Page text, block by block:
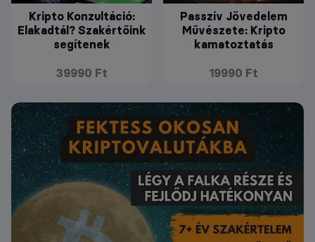
Kripto Konzultáció:
Elakadtál? Szakértőink
segítenek
39990 Ft
Passzív Jövedelem
Művészete: Kripto
kamatoztatás
19990 Ft